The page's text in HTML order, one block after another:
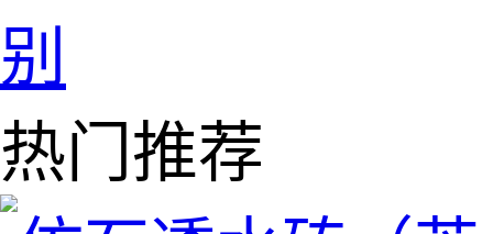
别
热门推荐